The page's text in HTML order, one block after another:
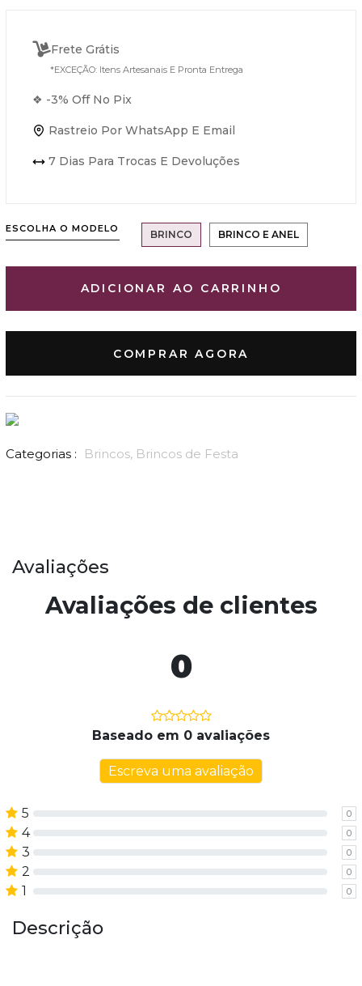
Frete Grátis
*EXCEÇÃO: Itens Artesanais E Pronta Entrega
❖ -3% Off No Pix
Rastreio Por WhatsApp E Email
7 Dias Para Trocas E Devoluções
ESCOLHA O MODELO BRINCO BRINCO E ANEL
ADICIONAR AO CARRINHO
COMPRAR AGORA
Categorias : Brincos, Brincos de Festa
Avaliações
Avaliações de clientes
0
Baseado em 0 avaliações
Escreva uma avaliação
5 0
4 0
3 0
2 0
1 0
Descrição